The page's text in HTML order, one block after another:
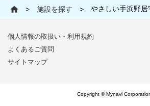
> 施設を探す > やさしい手浜野
個人情報の取扱い・利用規約
よくあるご質問
サイトマップ
Copyright © Mynavi